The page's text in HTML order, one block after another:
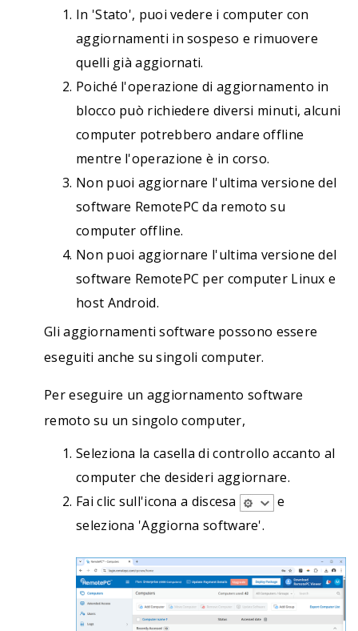
In 'Stato', puoi vedere i computer con
aggiornamenti in sospeso e rimuovere
quelli già aggiornati.
Poiché l'operazione di aggiornamento in
blocco può richiedere diversi minuti, alcuni
computer potrebbero andare offline
mentre l'operazione è in corso.
Non puoi aggiornare l'ultima versione del
software RemotePC da remoto su
computer offline.
Non puoi aggiornare l'ultima versione del
software RemotePC per computer Linux e
host Android.
Gli aggiornamenti software possono essere
eseguiti anche su singoli computer.
Per eseguire un aggiornamento software
remoto su un singolo computer,
Seleziona la casella di controllo accanto al
computer che desideri aggiornare.
Fai clic sull'icona a discesa
e
seleziona 'Aggiorna software'.